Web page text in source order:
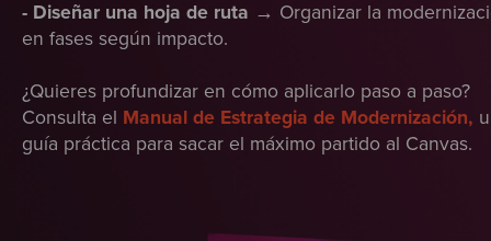
- Diseñar una hoja de ruta → Organizar la
en fases según impacto.
¿Quieres profundizar en cómo aplicarlo paso a paso?
Consulta el Manual de Estrategia de Modernización,
guía práctica para sacar el máximo partido al Canvas.